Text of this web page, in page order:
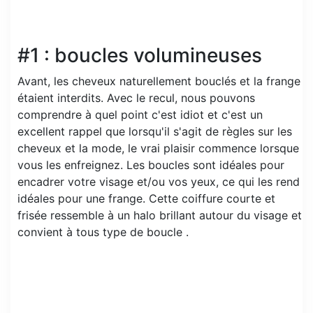
#1 : boucles volumineuses
Avant, les cheveux naturellement bouclés et la frange
étaient interdits. Avec le recul, nous pouvons
comprendre à quel point c'est idiot et c'est un
excellent rappel que lorsqu'il s'agit de règles sur les
cheveux et la mode, le vrai plaisir commence lorsque
vous les enfreignez. Les boucles sont idéales pour
encadrer votre visage et/ou vos yeux, ce qui les rend
idéales pour une frange. Cette coiffure courte et
frisée ressemble à un halo brillant autour du visage et
convient à tous type de boucle .